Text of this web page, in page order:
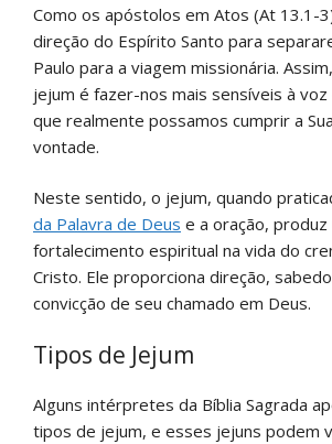
Como os apóstolos em Atos (At 13.1-
direção do Espírito Santo para
Paulo para a viagem missionária.
jejum é fazer-nos mais sensíveis à
que realmente possamos cumprir a
vontade.
Neste sentido, o jejum, quando
da Palavra de Deus e a oração,
fortalecimento espiritual na vida do
Cristo. Ele proporciona direção,
convicção de seu chamado em Deus.
Tipos de Jejum
Alguns intérpretes da Bíblia Sagrada
tipos de jejum, e esses jejuns podem